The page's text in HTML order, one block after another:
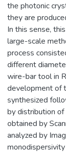
the photonic
they are
In this sense,
large-scale
process
different
wire-bar tool in
development of
synthesized
by distribution of
obtained by
analyzed by